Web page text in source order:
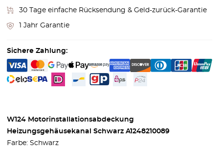
30 Tage einfache Rücksendung & Geld-zurück-Garantie
1 Jahr Garantie
Sichere Zahlung:
W124 Motorinstallationsabdeckung
Heizungsgehäusekanal Schwarz A1248210089
Farbe: Schwarz